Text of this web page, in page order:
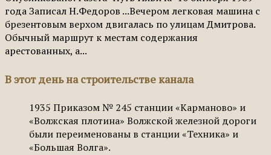
года Записал Н.Федоров ...Вечером легковая машина с
брезентовым верхом двигалась по улицам Дмитрова.
Обычный маршрут к местам содержания
арестованных, а...
В этот день на строительстве канала
1935 Приказом № 245 станции «Карманово» и
«Волжская плотина» Волжской железной дороги
были переименованы в станции «Техника» и
«Большая Волга».